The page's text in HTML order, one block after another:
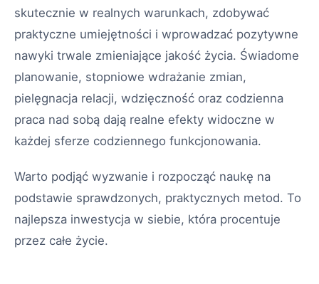
skutecznie w realnych warunkach, zdobywać
praktyczne umiejętności i wprowadzać pozytywne
nawyki trwale zmieniające jakość życia. Świadome
planowanie, stopniowe wdrażanie zmian,
pielęgnacja relacji, wdzięczność oraz codzienna
praca nad sobą dają realne efekty widoczne w
każdej sferze codziennego funkcjonowania.
Warto podjąć wyzwanie i rozpocząć naukę na
podstawie sprawdzonych, praktycznych metod. To
najlepsza inwestycja w siebie, która procentuje
przez całe życie.